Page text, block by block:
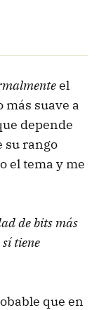
el
más suave a
depende
su rango
el tema y me
de bits más
tiene
que en